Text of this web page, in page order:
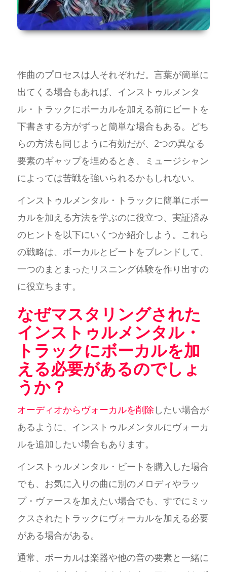
作曲のプロセスは人それぞれだ。言葉が簡単に
出てくる場合もあれば、インストゥルメンタ
ル・トラックにボーカルを加える前にビートを
下書きする方がずっと簡単な場合もある。どち
らの方法も同じように有効だが、2つの異なる
要素のギャップを埋めるとき、ミュージシャン
によっては苦戦を強いられるかもしれない。
インストゥルメンタル・トラックに簡単にボー
カルを加える方法を学ぶのに役立つ、実証済み
のヒントを以下にいくつか紹介しよう。これら
の戦略は、ボーカルとビートをブレンドして、
一つのまとまったリスニング体験を作り出すの
に役立ちます。
なぜマスタリングされた
インストゥルメンタル・
トラックにボーカルを加
える必要があるのでしょ
うか？
オーディオからヴォーカルを削除 したい場合が
あるように、インストゥルメンタルにヴォーカ
ルを追加したい場合もあります。
インストゥルメンタル・ビートを購入した場合
でも、お気に入りの曲に別のメロディやラッ
プ・ヴァースを加えたい場合でも、すでにミッ
クスされたトラックにヴォーカルを加える必要
がある場合がある。
通常、ボーカルは楽器や他の音の要素と一緒に